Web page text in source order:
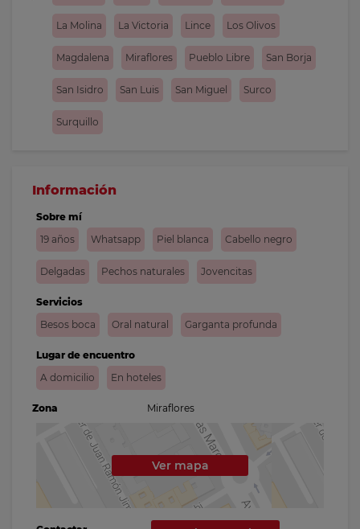
La Molina La Victoria Lince Los Olivos
Magdalena Miraflores Pueblo Libre San Borja
San Isidro San Luis San Miguel Surco
Surquillo
Información
Sobre mí
19 años
Whatsapp Piel blanca Cabello negro
Delgadas Pechos naturales Jovencitas
Servicios
Besos boca
Oral natural Garganta profunda
Lugar de encuentro
A domicilio
En hoteles
Zona Miraflores
Ver mapa